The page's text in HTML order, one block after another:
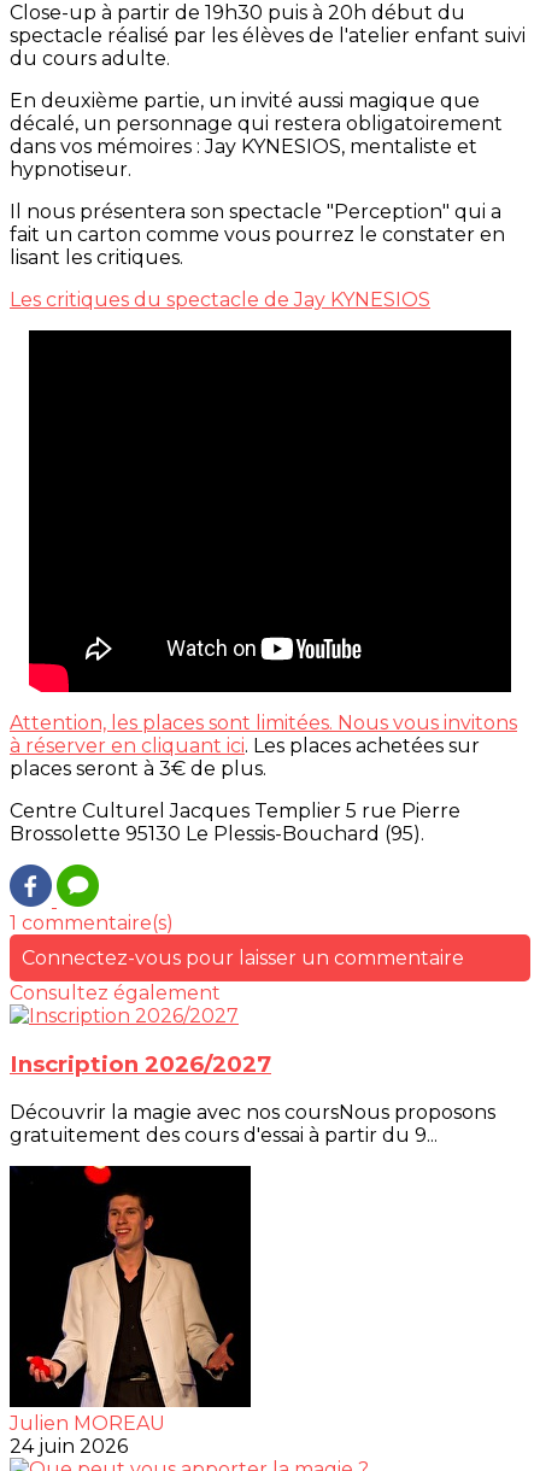
Close-up à partir de 19h30 puis à 20h début du
spectacle réalisé par les élèves de l'atelier enfant suivi
du cours adulte.
En deuxième partie, un invité aussi magique que
décalé, un personnage qui restera obligatoirement
dans vos mémoires : Jay KYNESIOS, mentaliste et
hypnotiseur.
Il nous présentera son spectacle "Perception" qui a
fait un carton comme vous pourrez le constater en
lisant les critiques.
Les critiques du spectacle de Jay KYNESIOS
Attention, les places sont limitées. Nous vous invitons
à réserver en cliquant ici. Les places achetées sur
places seront à 3€ de plus.
Centre Culturel Jacques Templier 5 rue Pierre
Brossolette 95130 Le Plessis-Bouchard (95).
1 commentaire(s)
Connectez-vous pour laisser un commentaire
Consultez également
Inscription 2026/2027
Découvrir la magie avec nos coursNous proposons
gratuitement des cours d'essai à partir du 9...
Julien MOREAU
24 juin 2026